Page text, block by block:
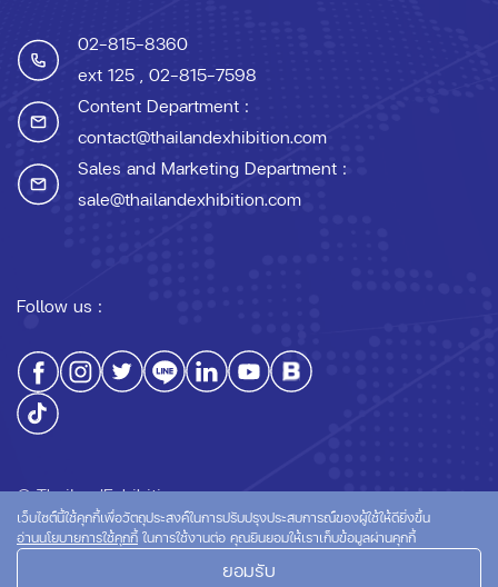
02-815-8360
ext 125 , 02-815-7598
Content Department :
contact@thailandexhibition.com
Sales and Marketing Department :
sale@thailandexhibition.com
Follow us :
© ThailandExhibition.com
นโยบายการใช้คุกกี้
เว็บไซต์นี้ใช้คุกกี้เพื่อวัตถุประสงค์ในการปรับปรุงประสบการณ์ของผู้ใช้ให้ดียิ่งขึ้น
อ่านนโยบายการใช้คุกกี้ ในการใช้งานต่อ คุณยินยอมให้เราเก็บข้อมูลผ่านคุกกี้
ยอมรับ